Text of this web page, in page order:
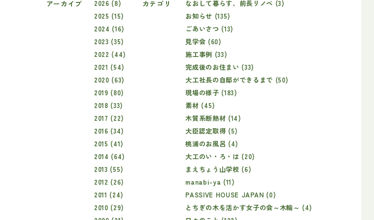
アーカイブ
2026 (8)
2025 (15)
2024 (16)
2023 (35)
2022 (44)
2021 (54)
2020 (63)
2019 (80)
2018 (33)
2017 (22)
2016 (34)
2015 (41)
2014 (64)
2013 (55)
2012 (26)
2011 (24)
2010 (29)
カテゴリ
なおして暮らす、前長リノベ (3)
お知らせ (135)
ごあいさつ (13)
見学会 (60)
施工事例 (33)
完成後のお住まい (33)
大工社長の自邸ができるまで (50)
現場の様子 (183)
素材 (45)
木質系断熱材 (14)
大臣認定取得 (5)
桃浦のお風呂 (4)
大工のい・ろ・は (20)
まえちょう山学校 (6)
manabi-ya (11)
PASSIVE HOUSE JAPAN (0)
とちぎの木を活かす女子の会～木輪～ (4)